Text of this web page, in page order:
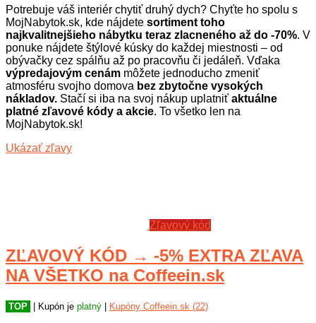
Potrebuje váš interiér chytiť druhý dych? Chyťte ho spolu s
MojNabytok.sk, kde nájdete sortiment toho
najkvalitnejšieho nábytku teraz zlacneného až do -70%. V
ponuke nájdete štýlové kúsky do každej miestnosti – od
obývačky cez spálňu až po pracovňu či jedáleň. Vďaka
výpredajovým cenám môžete jednoducho zmeniť
atmosféru svojho domova bez zbytočne vysokých
nákladov. Stačí si iba na svoj nákup uplatniť aktuálne
platné zľavové kódy a akcie. To všetko len na
MojNabytok.sk!
Ukázať zľavy
Zľavový kód
ZĽAVOVÝ KÓD → -5% EXTRA ZĽAVA
NA VŠETKO na Coffeein.sk
TOP | Kupón je platný Kupóny Coffeein.sk (22)